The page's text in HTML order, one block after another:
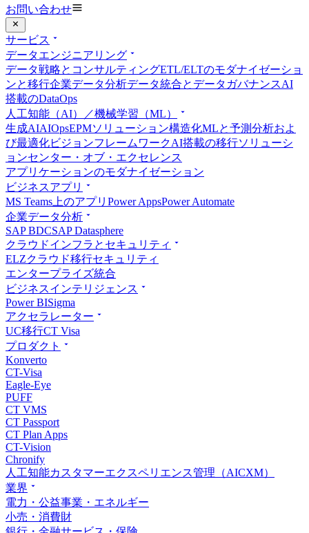
お問い合わせ
サービス
データエンジニアリング
データ戦略とコンサルティングETL/ELTのモダナイゼーショ
ンと移行企業データ分析データ統合とデータガバナンスAI
搭載のDataOps
人工知能（AI）／機械学習（ML）
生成AIAIOpsEPMソリューション構造化MLと予測分析およ
び最適化ビジョンフレームワークAI搭載の移行ソリューシ
ョンセンター・オブ・エクセレンス
アプリケーションのモダナイゼーション
ビジネスアプリ
MS Teams上のアプリ Power AppsPower Automate
企業データ分析
SAP BDCSAP Datasphere
クラウドインフラとセキュリティ
ELZクラウド移行セキュリティ
エンタープライズ統合
ビジネスインテリジェンス
Power BISigma
アクセラレーター
UC移行CT Visa
プロダクト
Konverto
CT-Visa
Eagle-Eye
PUFF
CT VMS
CT Passport
CT Plan Apps
CT-Vision
Chronify
人工知能カスタマーエクスペリエンス管理（AICXM）
業界
電力・公益事業・エネルギー
小売・消費財